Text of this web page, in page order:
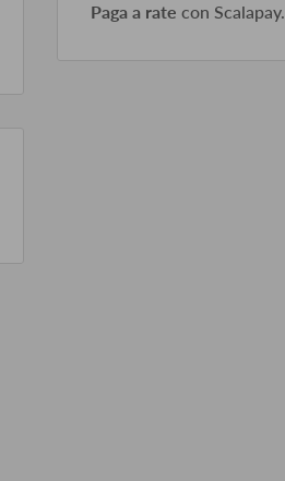
Paga a rate con Scalapay.